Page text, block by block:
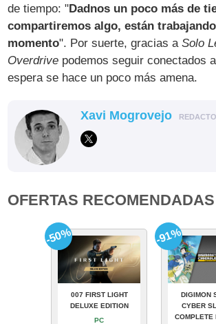
de tiempo: "Dadnos un poco más de
compartiremos algo, están
momento". Por suerte, gracias aSolo
Overdrive podemos seguir conectados
espera se hace un poco más amena.
Xavi Mogrovejo
OFERTAS RECOMENDADAS
007 FIRST LIGHT
DELUXE EDITION
PC
-50%
DIGIMON
CYBER
COMPLETE
-91%